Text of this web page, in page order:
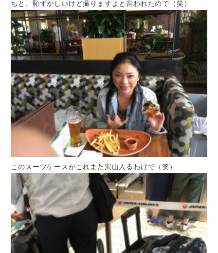
ちと、恥ずかしいけど撮りますよと言われたので（笑）
このスーツケースがこれまた沢山入るわけで（笑）